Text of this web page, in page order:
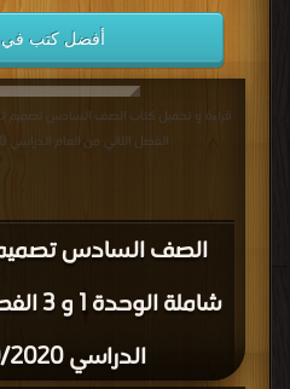
أفضل كتب في
الصف السادس تصميم
شاملة
الدراسي 2019/2020 PDF
الفصل الثاني من العام الدراسي 2019/2020 PDF مجانا